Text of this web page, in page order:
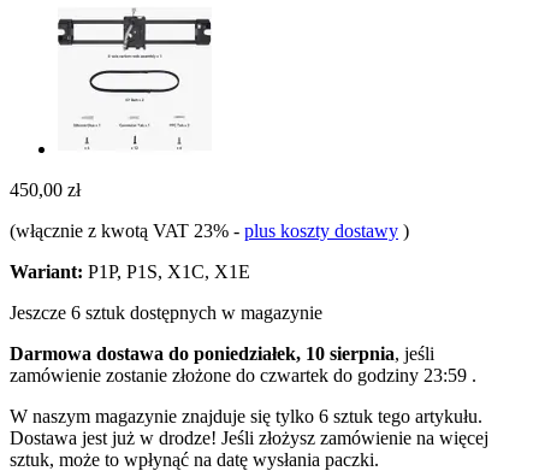
450,00 zł
(włącznie z kwotą VAT 23% - plus koszty dostawy )
Wariant: P1P, P1S, X1C, X1E
Jeszcze 6 sztuk dostępnych w magazynie
Darmowa dostawa do poniedziałek, 10 sierpnia, jeśli
zamówienie zostanie złożone do czwartek do godziny 23:59 .
W naszym magazynie znajduje się tylko 6 sztuk tego artykułu.
Dostawa jest już w drodze! Jeśli złożysz zamówienie na więcej
sztuk, może to wpłynąć na datę wysłania paczki.